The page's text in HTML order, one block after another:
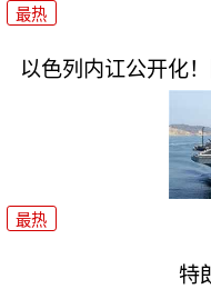
最热
以色列内讧公开化
最热
特